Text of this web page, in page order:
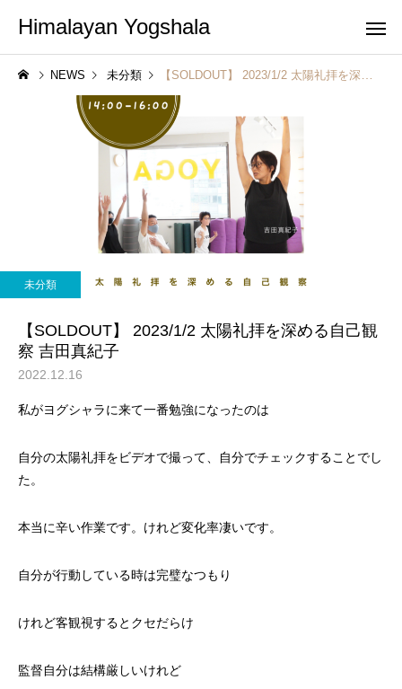
Himalayan Yogshala
NEWS 未分類 【SOLDOUT】 2023/1/2 太陽礼拝を深める自己観察 吉田真紀子
未分類
【SOLDOUT】 2023/1/2 太陽礼拝を深める自己観
察 吉田真紀子
2022.12.16
⁡私がヨグシャラに来て一番勉強になったのは
自分の太陽礼拝をビデオで撮って、自分でチェックすることでし
た。
本当に辛い作業です。けれど変化率凄いです。
自分が行動している時は完璧なつもり
けれど客観視するとクセだらけ
監督自分は結構厳しいけれど